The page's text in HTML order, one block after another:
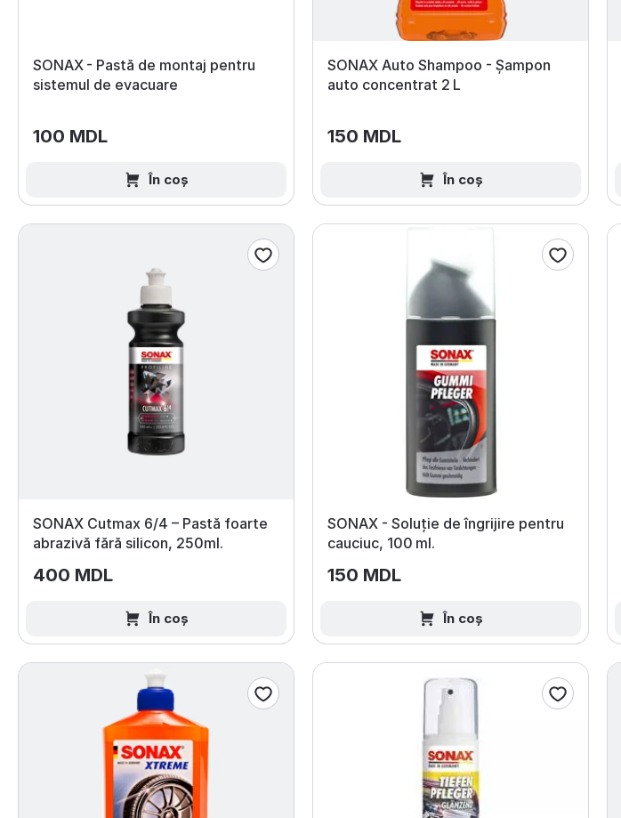
SONAX - Pastă de montaj pentru
sistemul de evacuare
100 MDL
În coș
SONAX Auto Shampoo - Șampon
auto concentrat 2 L
150 MDL
În coș
SONAX Cutmax 6/4 – Pastă foarte
abrazivă fără silicon, 250ml.
400 MDL
În coș
SONAX - Soluție de îngrijire pentru
cauciuc, 100 ml.
150 MDL
În coș